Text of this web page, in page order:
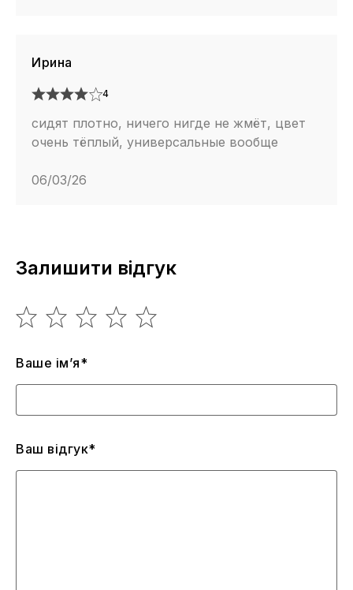
Ирина
4
сидят плотно, ничего нигде не жмёт, цвет
очень тёплый, универсальные вообще
06/03/26
Залишити відгук
Ваше ім’я*
Ваш відгук*